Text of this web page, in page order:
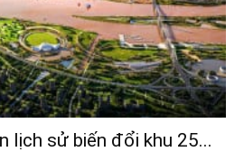
lịch sử biến đổi khu 25...